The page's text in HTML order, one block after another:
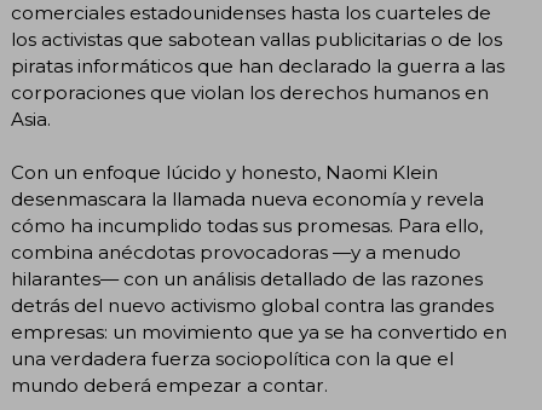
comerciales estadounidenses hasta los cuarteles de
los activistas que sabotean vallas publicitarias o de los
piratas informáticos que han declarado la guerra a las
corporaciones que violan los derechos humanos en
Asia.
Con un enfoque lúcido y honesto, Naomi Klein
desenmascara la llamada nueva economía y revela
cómo ha incumplido todas sus promesas. Para ello,
combina anécdotas provocadoras —y a menudo
hilarantes— con un análisis detallado de las razones
detrás del nuevo activismo global contra las grandes
empresas: un movimiento que ya se ha convertido en
una verdadera fuerza sociopolítica con la que el
mundo deberá empezar a contar.